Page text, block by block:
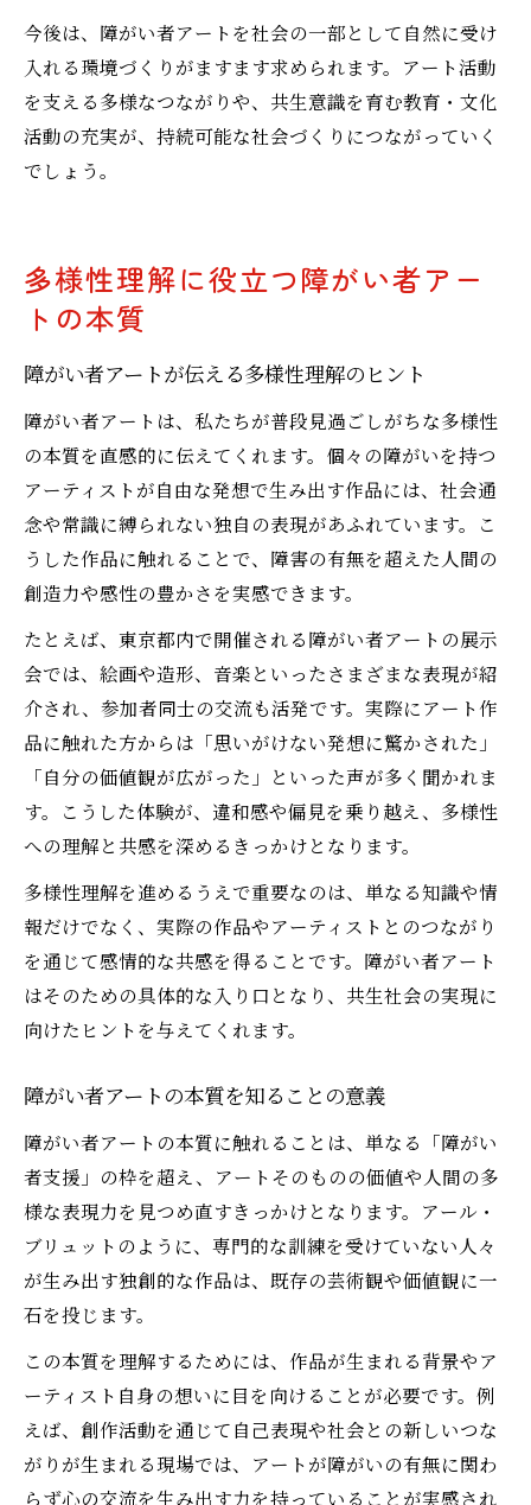
今後は、障がい者アートを社会の一部として自然に受け
入れる環境づくりがますます求められます。アート活動
を支える多様なつながりや、共生意識を育む教育・文化
活動の充実が、持続可能な社会づくりにつながっていく
でしょう。
多様性理解に役立つ障がい者アー
トの本質
障がい者アートが伝える多様性理解のヒント
障がい者アートは、私たちが普段見過ごしがちな多様性
の本質を直感的に伝えてくれます。個々の障がいを持つ
アーティストが自由な発想で生み出す作品には、社会通
念や常識に縛られない独自の表現があふれています。こ
うした作品に触れることで、障害の有無を超えた人間の
創造力や感性の豊かさを実感できます。
たとえば、東京都内で開催される障がい者アートの展示
会では、絵画や造形、音楽といったさまざまな表現が紹
介され、参加者同士の交流も活発です。実際にアート作
品に触れた方からは「思いがけない発想に驚かされた」
「自分の価値観が広がった」といった声が多く聞かれま
す。こうした体験が、違和感や偏見を乗り越え、多様性
への理解と共感を深めるきっかけとなります。
多様性理解を進めるうえで重要なのは、単なる知識や情
報だけでなく、実際の作品やアーティストとのつながり
を通じて感情的な共感を得ることです。障がい者アート
はそのための具体的な入り口となり、共生社会の実現に
向けたヒントを与えてくれます。
障がい者アートの本質を知ることの意義
障がい者アートの本質に触れることは、単なる「障がい
者支援」の枠を超え、アートそのものの価値や人間の多
様な表現力を見つめ直すきっかけとなります。アール・
ブリュットのように、専門的な訓練を受けていない人々
が生み出す独創的な作品は、既存の芸術観や価値観に一
石を投じます。
この本質を理解するためには、作品が生まれる背景やア
ーティスト自身の想いに目を向けることが必要です。例
えば、創作活動を通じて自己表現や社会との新しいつな
がりが生まれる現場では、アートが障がいの有無に関わ
らず心の交流を生み出す力を持っていることが実感され